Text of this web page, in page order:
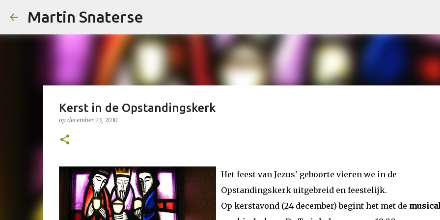
Martin Snaterse
Kerst in de Opstandingskerk
op december 23, 2010
Het feest van Jezus' geboorte vieren we in de
Opstandingskerk uitgebreid en feestelijk.
Op kerstavond (24 december) begint het met de